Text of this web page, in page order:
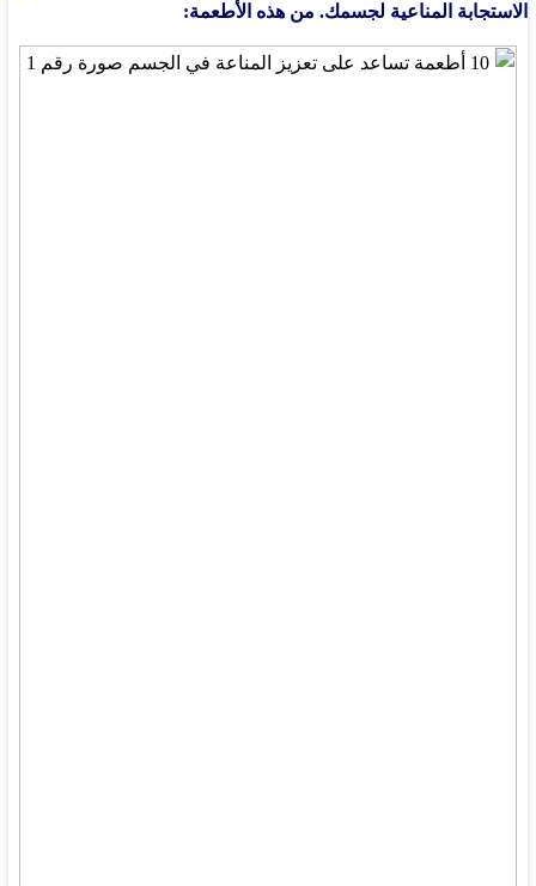
الاستجابة المناعية لجسمك. من هذه الأطعمة: